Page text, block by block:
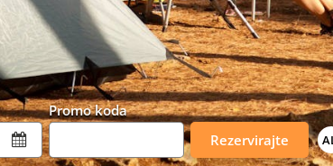
Promo koda
Rezervirajte